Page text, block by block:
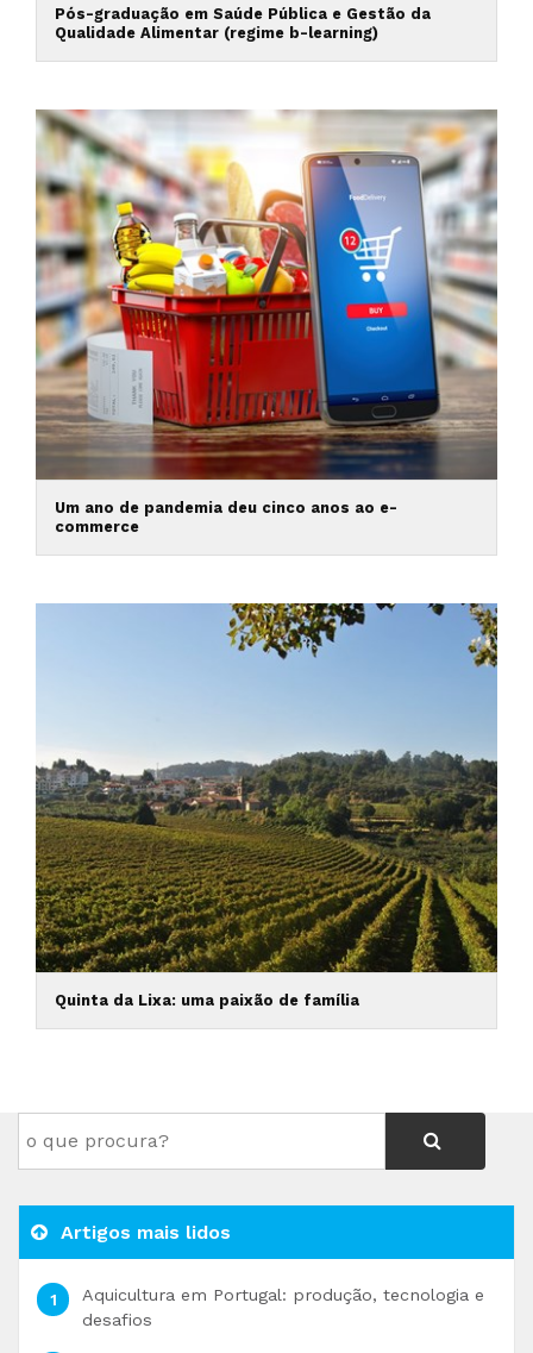
Pós-graduação em Saúde Pública e Gestão da
Qualidade Alimentar (regime b-learning)
Um ano de pandemia deu cinco anos ao e-
commerce
Quinta da Lixa: uma paixão de família
Artigos mais lidos
Aquicultura em Portugal: produção, tecnologia e
desafios